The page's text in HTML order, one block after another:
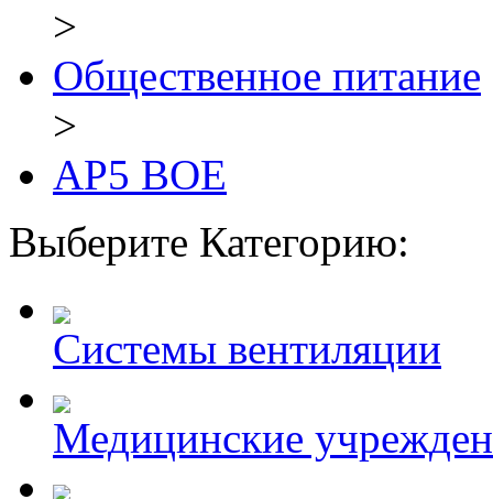
>
Общественное питание
>
AP5 BOE
Выберите Категорию:
Системы вентиляции
Медицинские